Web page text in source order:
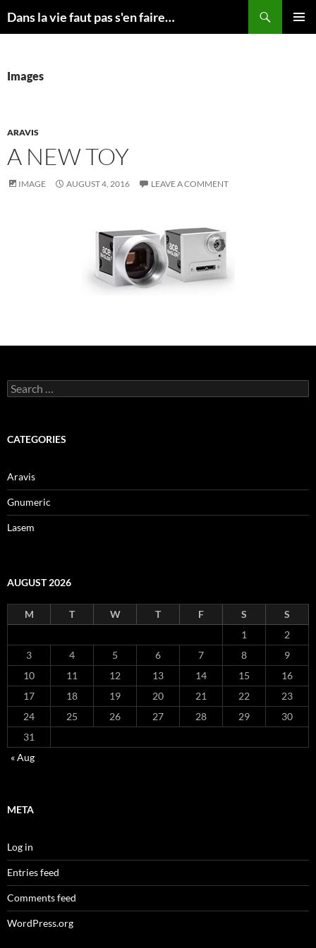
toDans la vie faut pas s'en faire…
Images
ARAVIS
A NEW TOY
IMAGE AUGUST 4, 2016 LEAVE A COMMENT
Search
for:
CATEGORIES
Aravis
Gnumeric
Lasem
AUGUST 2026
M T W T F S
S
1
2
3
4 5 6 7 8
9
10
11 12 13 14 15
16
17
18 19 20 21 22
23
24
25 26 27 28 29
30
31
« Aug
META
Log in
Entries feed
Comments feed
WordPress.org